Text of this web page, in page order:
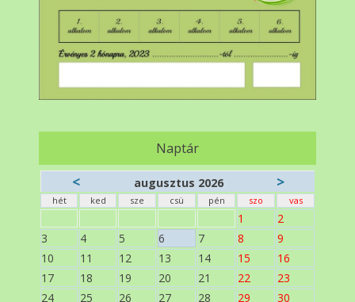
Naptár
< augusztus 2026 >
hét ked sze csü pén szo vas
1
2
3
4 5 6 7 8
9
10
11 12 13 14 15
16
17
18 19 20 21 22
23
24
25 26 27 28 29 30